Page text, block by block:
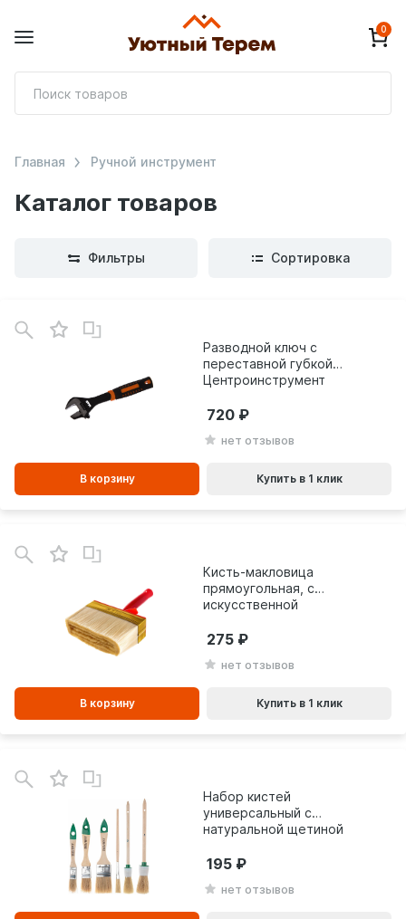
0
Каталог товаров
Главная Ручной инструмент
Фильтры Сортировка
Разводной ключ с
переставной губкой
Центроинструмент
нет отзывов
720
В корзину Купить в 1 клик
Кисть-макловица
прямоугольная, с
искусственной
(150х50мм) 84129
нет отзывов
275
В корзину Купить в 1 клик
Набор кистей
универсальный с
натуральной щетиной
нет отзывов
195